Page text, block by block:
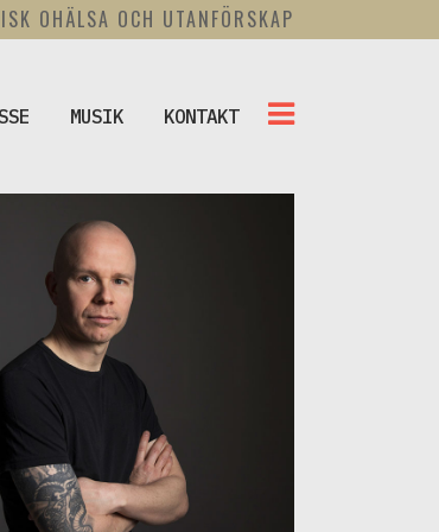
OHÄLSA OCH UTANFÖRSKAP
MUSIK KONTAKT